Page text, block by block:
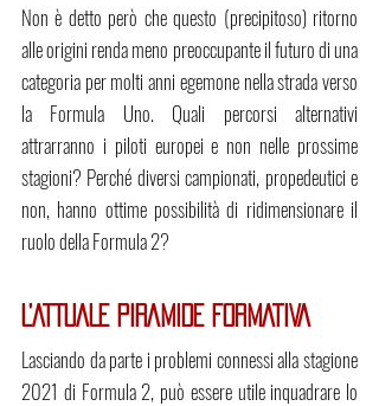
Non è detto però che questo (precipitoso) ritorno
alle origini renda meno preoccupante il futuro di una
categoria per molti anni egemone nella strada verso
la Formula Uno. Quali percorsi alternativi
attrarranno i piloti europei e non nelle prossime
stagioni? Perché diversi campionati, propedeutici e
non, hanno ottime possibilità di ridimensionare il
ruolo della Formula 2?
L’ATTUALE PIRAMIDE FORMATIVA
Lasciando da parte i problemi connessi alla stagione